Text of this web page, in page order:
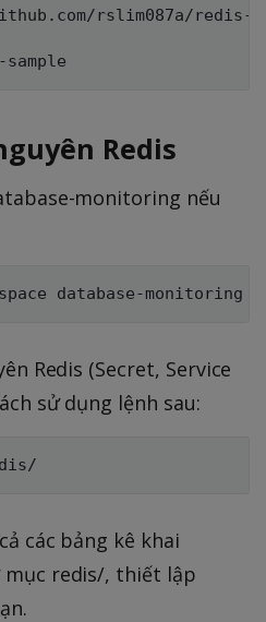
rslim087a/redis-
Redis
monitoring nếu
Redis (Secret, Service
sử dụng lệnh sau:
các bảng kê khai
redis/, thiết lập